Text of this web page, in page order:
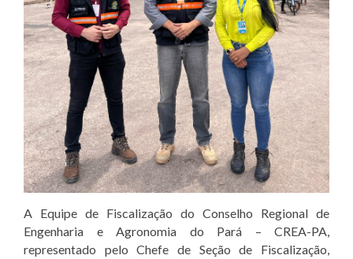
A Equipe de Fiscalização do Conselho Regional de
Engenharia e Agronomia do Pará – CREA-PA,
representado pelo Chefe de Seção de Fiscalização,